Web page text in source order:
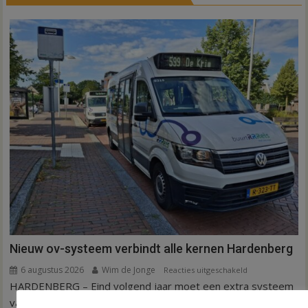
Nieuw ov-systeem verbindt alle kernen Hardenberg
6 augustus 2026 Wim de Jonge Reacties uitgeschakeld
Nieuw
HARDENBERG – Eind volgend jaar moet een extra systeem
van buurtbussen het openbaar vervoer tot in...